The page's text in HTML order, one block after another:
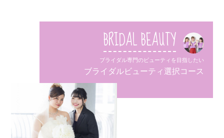
BRIDAL BEAUTY
ブライダル専門のビューティを目指したい
ブライダルビューティ選択コース